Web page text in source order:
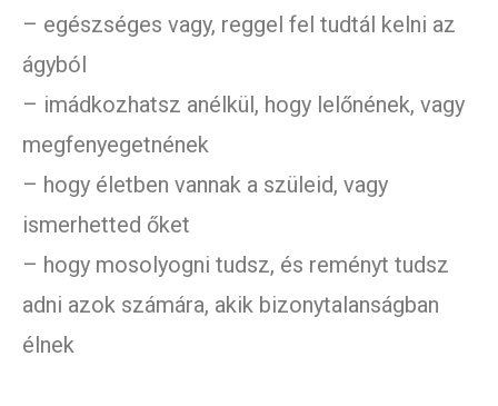
– egészséges vagy, reggel fel tudtál kelni az
ágyból
– imádkozhatsz anélkül, hogy lelőnének, vagy
megfenyegetnének
– hogy életben vannak a szüleid, vagy
ismerhetted őket
– hogy mosolyogni tudsz, és reményt tudsz
adni azok számára, akik bizonytalanságban
élnek